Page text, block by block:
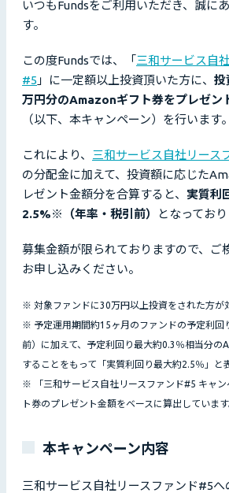
いつもFundsをご利用いただき、誠に
す。
この度Fundsでは、「 三和サービス自
#5 」に一定額以上投資頂いた方に、 投
万円分のAmazonギフト券をプレゼン
（以下、本キャンペーン）を行います。
これにより、 三和サービス自社リース
の分配金に加えて、投資額に応じた
レゼント金額分を合算すると、 実質利
2.5%※（年率・税引前）
となっており
募集金額が限られておりますので、ご
お申し込みください。
※ 対象ファンドに30万円以上投資をされた方が
※ 予定運用期間約15ヶ月のファンドの予定利回
前）に加えて、予定利回り最大約0.3％相当分の
することをもって「実質利回り最大約2.5％」と
※ 「三和サービス自社リースファンド#5 キャ
ト券のプレゼント金額をベースに算出しています
本キャンペーン内容
三和サービス自社リースファンド#5へ